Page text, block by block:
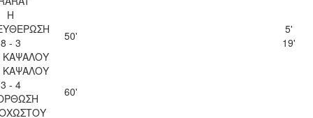
Η
8 - 3
50'
5'
19'
3 - 4
60'